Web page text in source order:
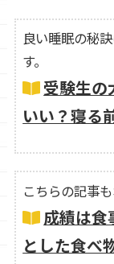
良い睡眠の秘
す。
受験生の
いい？寝る
こちらの記事
成績は食
とした食べ